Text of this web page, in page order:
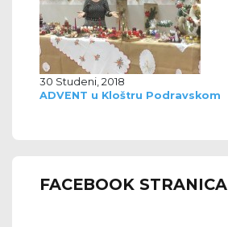
30 Studeni, 2018
ADVENT u Kloštru Podravskom
FACEBOOK STRANICA